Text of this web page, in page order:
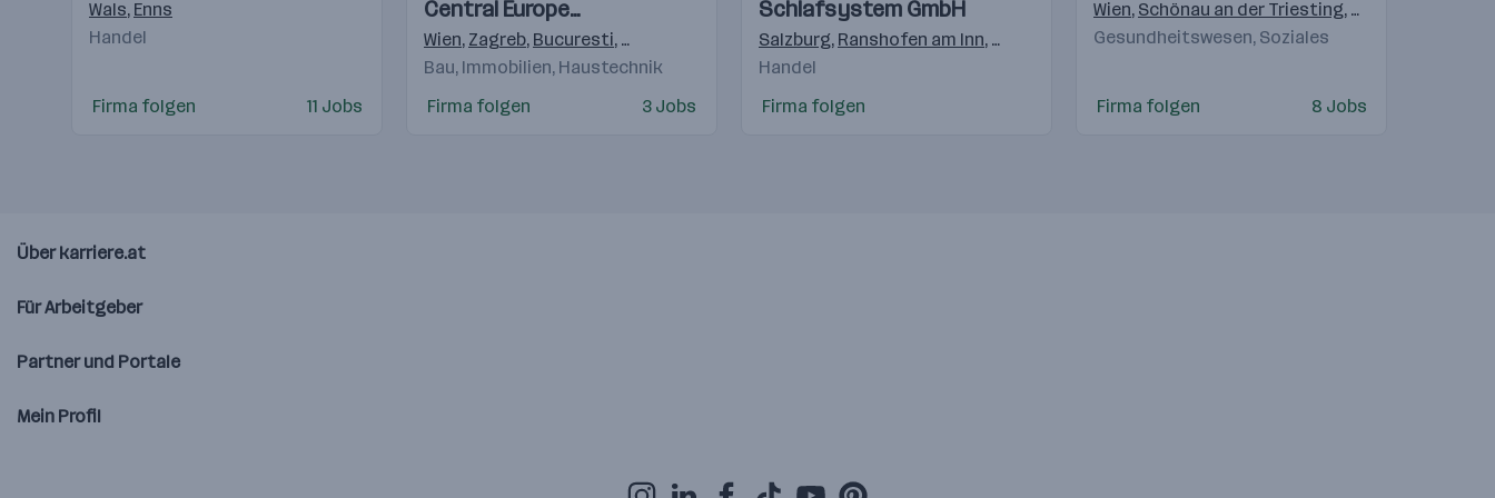
Wals, Enns
Handel
Firma folgen 11 Jobs
Central Europe
HandelsgmbH
Wien, Zagreb, Bucuresti, Budapest Praha 4-Michle, Bratislava, Warschau
Beograd
Bau, Immobilien, Haustechnik
Firma folgen
3 Jobs
Schlafsystem GmbH
Salzburg, Ranshofen am Inn, Freilassing Langenhagen,München,Brixen (BZ)
Handel
Firma folgen
Wien, Schönau an der Triesting, Graz
Gesundheitswesen, Soziales
Firma folgen 8 Jobs
Über karriere.at
Für Arbeitgeber
Partner und Portale
Mein Profil